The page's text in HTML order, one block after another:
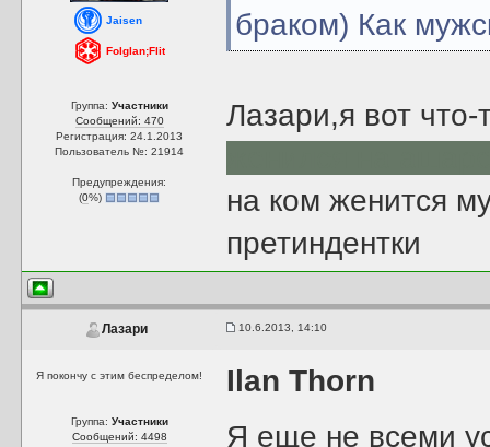
Jaisen
Folglan;Flit
Группа: Участники
Сообщений: 470
Регистрация: 24.1.2013
Пользователь №: 21914
Предупреждения:
(0%)
браком) Как
Лазари,я вот
на ком женится
претиндентки
Лазари 10.6.2013, 14:10
Я покончу с этим беспределом!
Группа: Участники
Сообщений: 4498
Ilan Thorn
Я еще не всеми